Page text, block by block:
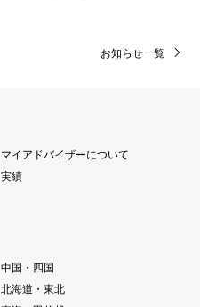
お知らせ一覧
マイアドバイザーについて
実績
中国・四国
北海道・東北